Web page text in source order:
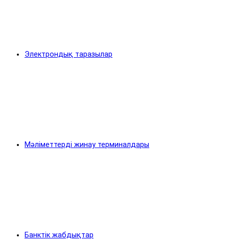
Электрондық таразылар
Мәліметтерді жинау терминалдары
Банктік жабдықтар